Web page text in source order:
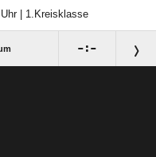
| 1.Kreisklasse
: